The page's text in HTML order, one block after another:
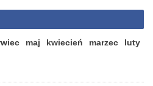
maj kwiecień marzec
luty